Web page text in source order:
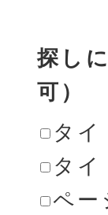
探し
可）
タ
タ
ペー